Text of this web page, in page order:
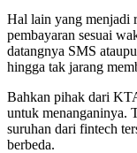
Hal lain yang menjadi
pembayaran sesuai
datangnya SMS
hingga tak jarang
Bahkan pihak dari
untuk menanganinya.
suruhan dari fintech
berbeda.